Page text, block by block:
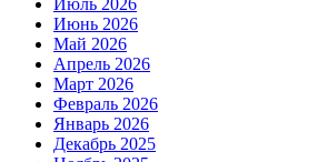
Июль 2026
Июнь 2026
Май 2026
Апрель 2026
Март 2026
Февраль 2026
Январь 2026
Декабрь 2025